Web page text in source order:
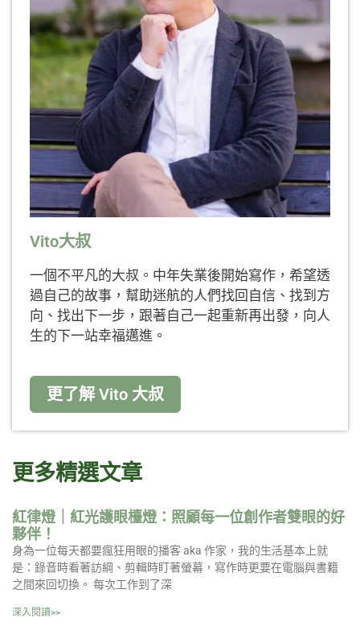
Vito大叔
一個不平凡的大叔。中年失業後開始寫作，希望透
過自己的故事，幫助迷航的人們找回自信、找到方
向、找出下一步，跟著自己一起重新再出發，向人
生的下一站幸福邁進。
更了解 Vito 大叔
更多精選文章
紅律燈｜紅光護眼檯燈：照顧每一位創作者雙眼的好
夥伴！
身為一位每天都要瘋狂用眼的播客 aka 作家，我的生活基本上就
是：錄音時看著訪綱、剪輯時盯著螢幕，寫作時更要在電腦與書籍
之間來回切換。 每次工作到了深
深入閱讀>>